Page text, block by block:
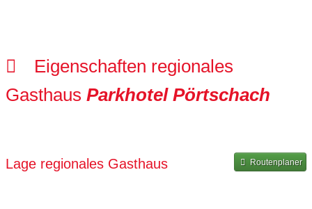
Eigenschaften regionales
Gasthaus Parkhotel Pörtschach
Lage regionales Gasthaus Routenplaner